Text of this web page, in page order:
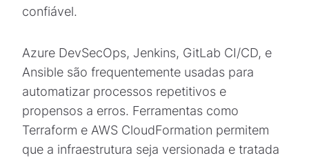
confiável.
Azure DevSecOps, Jenkins, GitLab CI/CD, e
Ansible são frequentemente usadas para
automatizar processos repetitivos e
propensos a erros. Ferramentas como
Terraform e AWS CloudFormation permitem
que a infraestrutura seja versionada e tratada